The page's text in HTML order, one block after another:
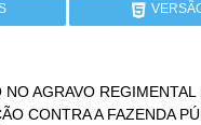
AGRAVO